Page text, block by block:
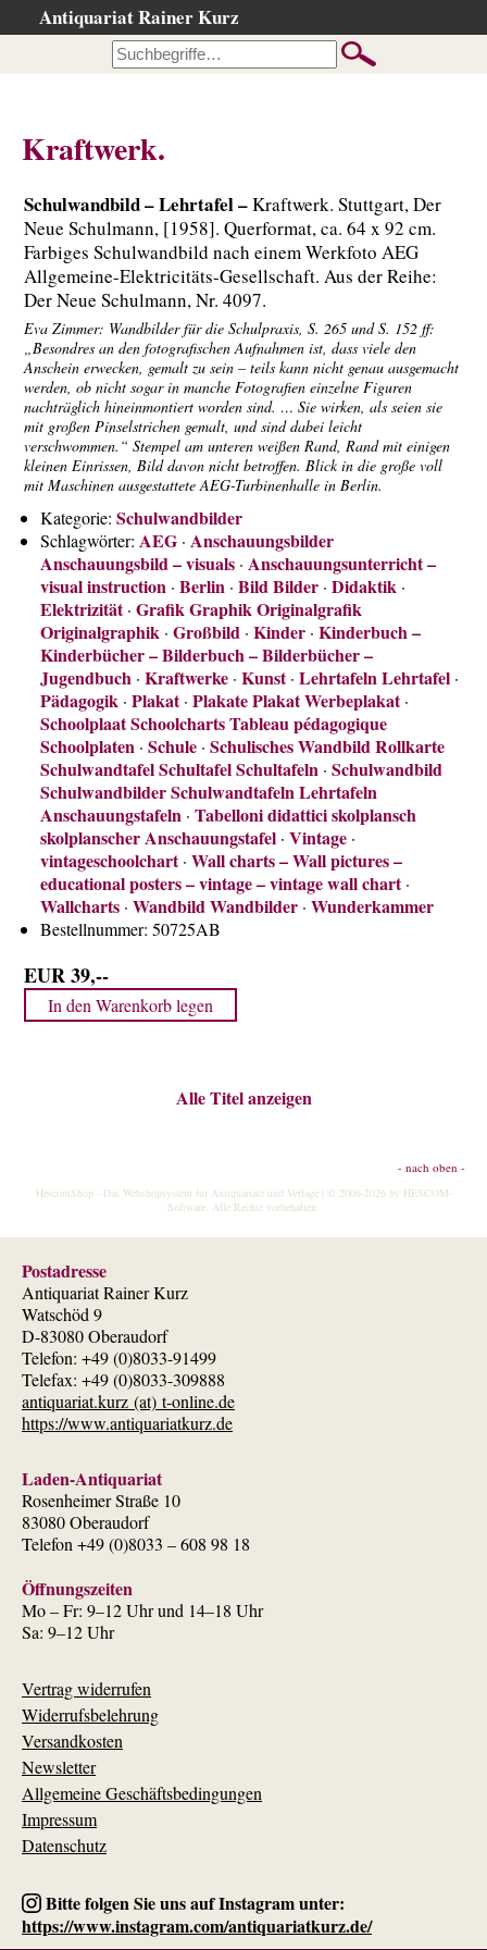
Antiquariat Rainer Kurz
…nach Beschreibung
…nach Schlagwort
…nach Person
Neuzugänge
…der letzten Wochen
…der letzten Tage
Gesamtbestand
Ankauf
Warenkorb
Kontakt
Impressum
Versandkosten
AGB
Widerrufsrecht
Datenschutz
Kraftwerk.
Schulwandbild – Lehrtafel –Kraftwerk. Stuttgart, Der
Neue Schulmann, [1958]. Querformat, ca. 64 x 92 cm.
Farbiges Schulwandbild nach einem Werkfoto AEG
Allgemeine-Elektricitäts-Gesellschaft. Aus der Reihe:
Der Neue Schulmann, Nr. 4097.
Eva Zimmer: Wandbilder für die Schulpraxis, S. 265 und S. 152 ff:
„Besondres an den fotografischen Aufnahmen ist, dass viele den
Anschein erwecken, gemalt zu sein – teils kann nicht genau ausgemacht
werden, ob nicht sogar in manche Fotografien einzelne Figuren
nachträglich hineinmontiert worden sind. … Sie wirken, als seien sie
mit großen Pinselstrichen gemalt, und sind dabei leicht
verschwommen.“ Stempel am unteren weißen Rand, Rand mit einigen
kleinen Einrissen, Bild davon nicht betroffen. Blick in die große voll
mit Maschinen ausgestattete AEG-Turbinenhalle in Berlin.
Kategorie: Schulwandbilder
Schlagwörter: AEG · Anschauungsbilder
Anschauungsbild – visuals · Anschauungsunterricht –
visual instruction · Berlin · Bild Bilder · Didaktik ·
Elektrizität· Grafik Graphik Originalgrafik
Originalgraphik · Großbild · Kinder · Kinderbuch –
Kinderbücher – Bilderbuch – Bilderbücher –
Jugendbuch · Kraftwerke · Kunst· Lehrtafeln Lehrtafel ·
Pädagogik · Plakat· Plakate Plakat Werbeplakat·
Schoolplaat Schoolcharts Tableau pédagogique
Schoolplaten · Schule · Schulisches Wandbild Rollkarte
Schulwandtafel Schultafel Schultafeln · Schulwandbild
Schulwandbilder Schulwandtafeln Lehrtafeln
Anschauungstafeln · Tabelloni didattici skolplansch
skolplanscher Anschauungstafel · Vintage ·
vintageschoolchart· Wall charts – Wall pictures –
educational posters – vintage – vintage wall chart·
Wallcharts · Wandbild Wandbilder · Wunderkammer
Bestellnummer: 50725AB
EUR 39,--
Alle Titel anzeigen
- nach oben -
HescomShop- Das Webshopsystem für Antiquariate und Verlage | © 2006-2026 by HESCOM-
Software. Alle Rechte vorbehalten.
Postadresse
Antiquariat Rainer Kurz
Watschöd 9
D-83080 Oberaudorf
Telefon: +49 (0)8033-91499
Telefax: +49 (0)8033-309888
antiquariat.kurz (at) t-online.de
https://www.antiquariatkurz.de
Laden-Antiquariat
Rosenheimer Straße 10
83080 Oberaudorf
Telefon +49 (0)8033 – 608 98 18
Öffnungszeiten
Mo – Fr: 9–12 Uhr und 14–18 Uhr
Sa: 9–12 Uhr
Vertrag widerrufen
Widerrufsbelehrung
Versandkosten
Newsletter
Allgemeine Geschäftsbedingungen
Impressum
Datenschutz
Bitte folgen Sie uns auf Instagram unter:
https://www.instagram.com/antiquariatkurz.de/